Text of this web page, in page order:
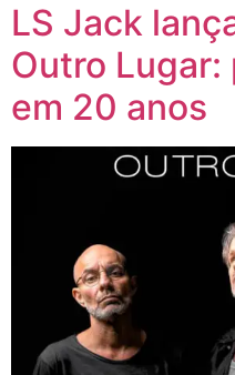
LS Jack
Outro
em 20 anos